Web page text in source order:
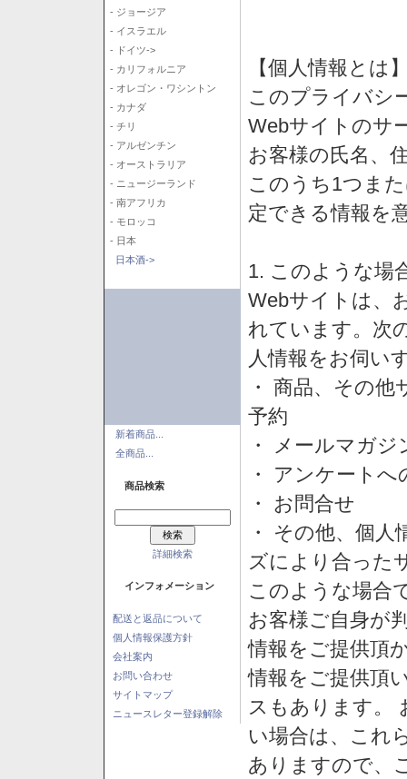
- ジョージア
- イスラエル
- ドイツ->
- カリフォルニア
- オレゴン・ワシントン
- カナダ
- チリ
- アルゼンチン
- オーストラリア
- ニュージーランド
- 南アフリカ
- モロッコ
- 日本
日本酒->
新着商品...
全商品...
商品検索
詳細検索
インフォメーション
配送と返品について
個人情報保護方針
会社案内
お問い合わせ
サイトマップ
ニュースレター登録解除
【個人情報とは
このプライバシ
Webサイトのサ
お客様の氏名、
このうち1つま
定できる情報を
1. このような場
Webサイトは、
れています。次
人情報をお伺い
・ 商品、その
予約
・ メールマガ
・ アンケートへ
・ お問合せ
・ その他、個
ズにより合った
このような場合
お客様ご自身が
情報をご提供頂
情報をご提供頂
スもあります。
い場合は、これ
ありますので、